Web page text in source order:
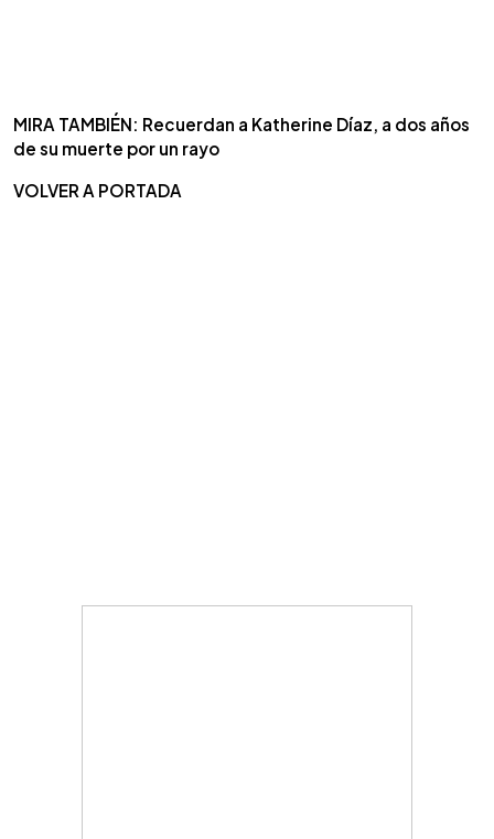
MIRA TAMBIÉN: Recuerdan a Katherine Díaz, a dos años
de su muerte por un rayo
VOLVER A PORTADA